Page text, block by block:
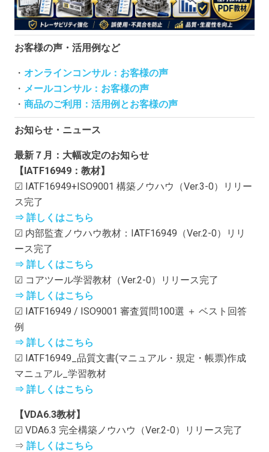
お客様の声・活用例など
・ オンラインコンサル：お客様の声
・ メールコンサル：お客様の声
・ 商品のご利用：活用例とお客様の声
お知らせ・ニュース
最新７月：大幅改定のお知らせ
【IATF16949：教材】
☑ IATF16949+ISO9001 構築ノウハウ（Ver.3-0）リリー
ス完了
⇒ 詳しくはこちら
☑ 内部監査ノウハウ教材：IATF16949（Ver.2-0）リリ
ース完了
⇒ 詳しくはこちら
☑ コアツール学習教材（Ver.2-0）リリース完了
⇒ 詳しくはこちら
☑ IATF16949 / ISO9001 審査質問100選 ＋ ベスト回答
例
⇒ 詳しくはこちら
☑ IATF16949_品質文書(マニュアル・規定・帳票)作成
マニュアル_学習教材
⇒ 詳しくはこちら
【VDA6.3教材】
☑ VDA6.3 完全構築ノウハウ（Ver.2-0）リリース完了
⇒ 詳しくはこちら